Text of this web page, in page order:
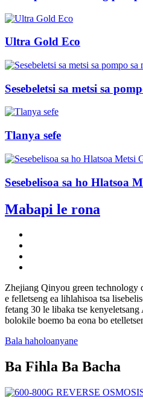
Ultra Gold Eco
Sesebeletsi sa metsi sa
Tlanya sefe
Sesebelisoa sa ho Hlatsoa
Mabapi le rona
Zhejiang Qinyou green technology
e felletseng ea lihlahisoa tsa
fetang 30 le libaka tse
bolokile boemo ba eona bo
Bala haholoanyane
Ba Fihla Ba Bacha